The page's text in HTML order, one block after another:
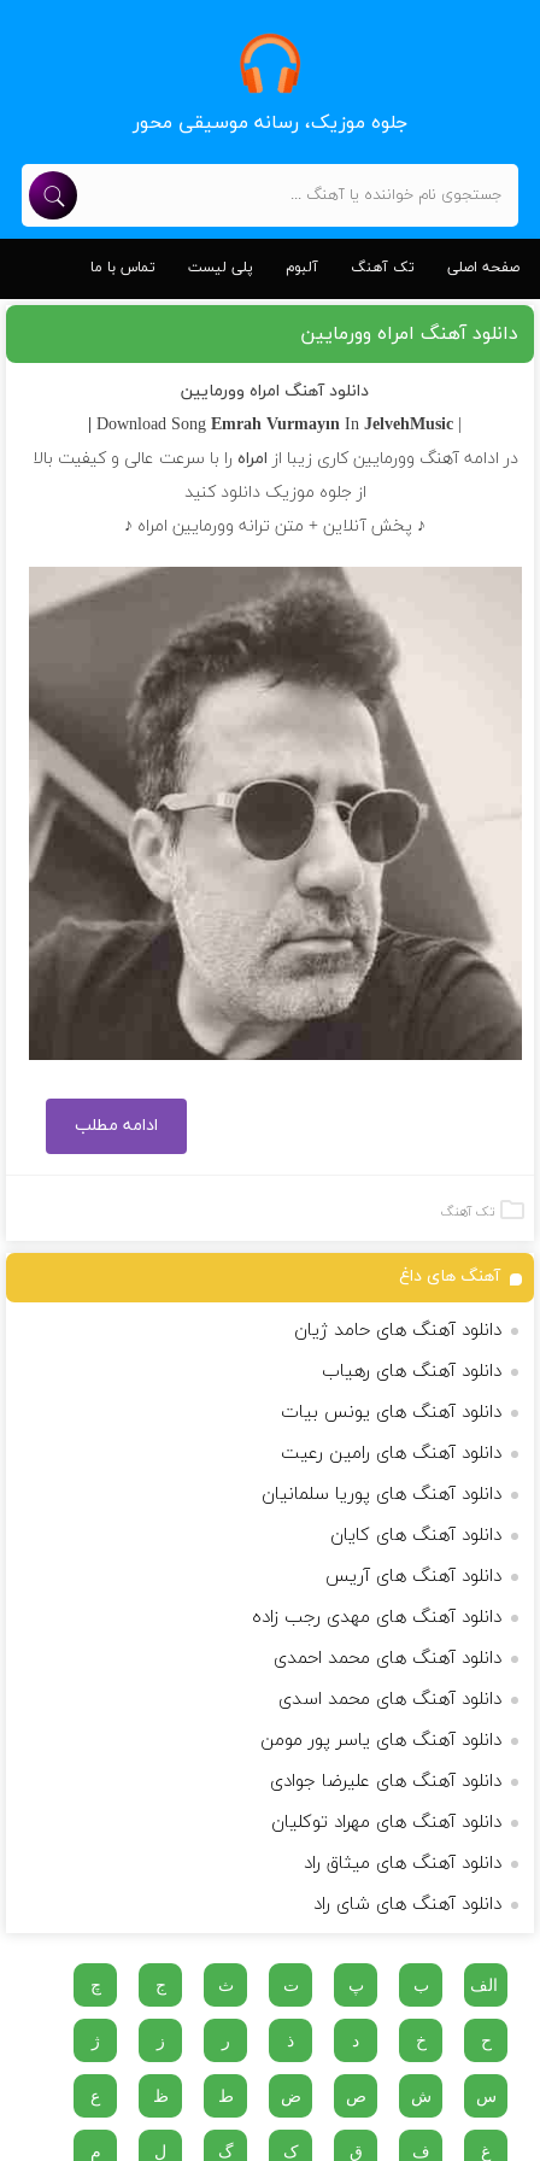
جلوه موزیک، رسانه موسیقی محور
صفحه اصلی تک آهنگ آلبوم پلی لیست تماس با ما
دانلود آهنگ امراه وورمایین
دانلود آهنگ امراه وورمایین
| Download Song
Emrah Vurmayın InJelvehMusic |
در ادامه آهنگ وورمایین کاری زیبا از امراه را با سرعت عالی و کیفیت بالا
از جلوه موزیک دانلود کنید
♪ پخش آنلاین + متن ترانه وورمایین امراه ♪
ادامه مطلب
تک آهنگ
آهنگ های داغ
دانلود آهنگ های حامد ژیان
دانلود آهنگ های رهیاب
دانلود آهنگ های یونس بیات
دانلود آهنگ های رامین رعیت
دانلود آهنگ های پوریا سلمانیان
دانلود آهنگ های کایان
دانلود آهنگ های آریس
دانلود آهنگ های مهدی رجب زاده
دانلود آهنگ های محمد احمدی
دانلود آهنگ های محمد اسدی
دانلود آهنگ های یاسر پور مومن
دانلود آهنگ های علیرضا جوادی
دانلود آهنگ های مهراد توکلیان
دانلود آهنگ های میثاق راد
دانلود آهنگ های شای راد
الف ب پ ت ث ج چ
ح خ د ذ ر ز ژ
س ش ص ض ط ظ ع
غ ف ق ک گ ل م